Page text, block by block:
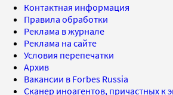
Контактная информация
Правила обработки
Реклама в журнале
Реклама на сайте
Условия перепечатки
Архив
Вакансии в Forbes Russia
Сканер иноагентов, причастных к